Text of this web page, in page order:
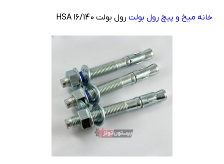
راهنمای خرید
خانه میخ و پیچ رول بولت رول بولت HSA 16/140